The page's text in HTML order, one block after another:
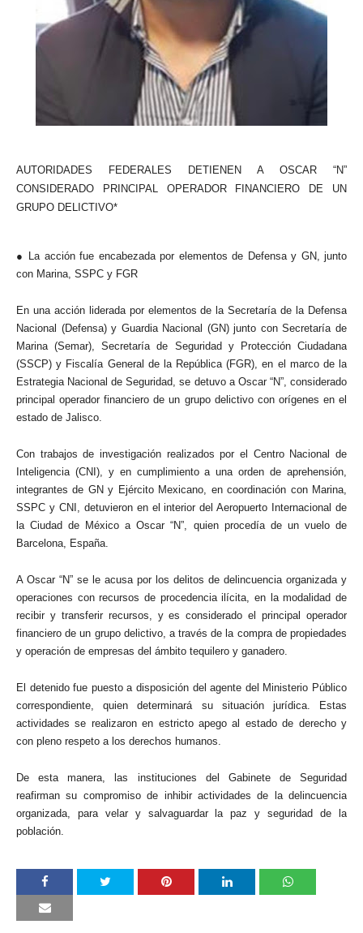
AUTORIDADES FEDERALES DETIENEN A OSCAR “N”
CONSIDERADO PRINCIPAL OPERADOR FINANCIERO DE UN
GRUPO DELICTIVO*
● La acción fue encabezada por elementos de Defensa y GN, junto
con Marina, SSPC y FGR
En una acción liderada por elementos de la Secretaría de la Defensa
Nacional (Defensa) y Guardia Nacional (GN) junto con Secretaría de
Marina (Semar), Secretaría de Seguridad y Protección Ciudadana
(SSCP) y Fiscalía General de la República (FGR), en el marco de la
Estrategia Nacional de Seguridad, se detuvo a Oscar “N”, considerado
principal operador financiero de un grupo delictivo con orígenes en el
estado de Jalisco.
Con trabajos de investigación realizados por el Centro Nacional de
Inteligencia (CNI), y en cumplimiento a una orden de aprehensión,
integrantes de GN y Ejército Mexicano, en coordinación con Marina,
SSPC y CNI, detuvieron en el interior del Aeropuerto Internacional de
la Ciudad de México a Oscar “N”, quien procedía de un vuelo de
Barcelona, España.
A Oscar “N” se le acusa por los delitos de delincuencia organizada y
operaciones con recursos de procedencia ilícita, en la modalidad de
recibir y transferir recursos, y es considerado el principal operador
financiero de un grupo delictivo, a través de la compra de propiedades
y operación de empresas del ámbito tequilero y ganadero.
El detenido fue puesto a disposición del agente del Ministerio Público
correspondiente, quien determinará su situación jurídica. Estas
actividades se realizaron en estricto apego al estado de derecho y
con pleno respeto a los derechos humanos.
De esta manera, las instituciones del Gabinete de Seguridad
reafirman su compromiso de inhibir actividades de la delincuencia
organizada, para velar y salvaguardar la paz y seguridad de la
población.